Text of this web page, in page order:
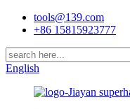
tools@139.com
+86 15815923777
English